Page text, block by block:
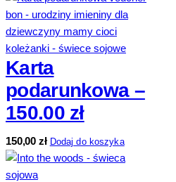
Karta
podarunkowa –
150.00 zł
150,00 zł Dodaj do koszyka